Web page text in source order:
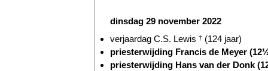
dinsdag 29 november 2022
verjaardag C.S. Lewis † (124 jaar)
priesterwijding Francis de Meyer
priesterwijding Hans van der Donk